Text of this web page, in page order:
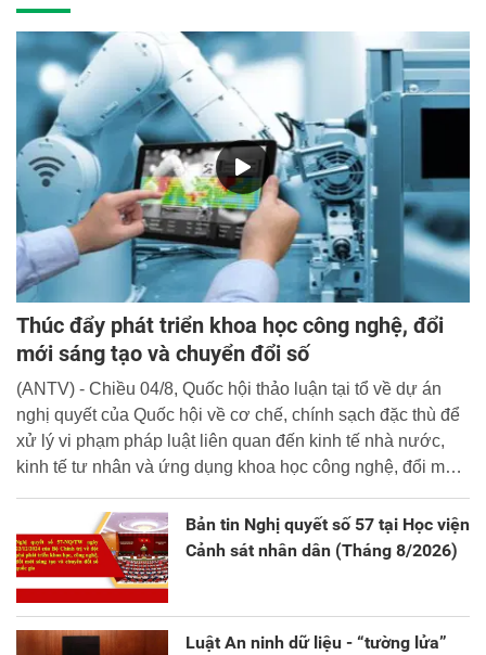
Thúc đẩy phát triển khoa học công nghệ, đổi
mới sáng tạo và chuyển đổi số
(ANTV) - Chiều 04/8, Quốc hội thảo luận tại tổ về dự án
nghị quyết của Quốc hội về cơ chế, chính sạch đặc thù để
xử lý vi phạm pháp luật liên quan đến kinh tế nhà nước,
kinh tế tư nhân và ứng dụng khoa học công nghệ, đổi mới
Bản tin Nghị quyết số 57 tại Học viện
Cảnh sát nhân dân (Tháng 8/2026)
Luật An ninh dữ liệu - “tường lửa”